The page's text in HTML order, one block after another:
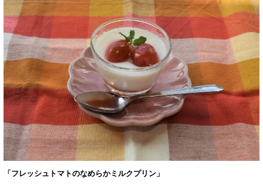
「フレッシュトマトのなめらかミルクプリン」